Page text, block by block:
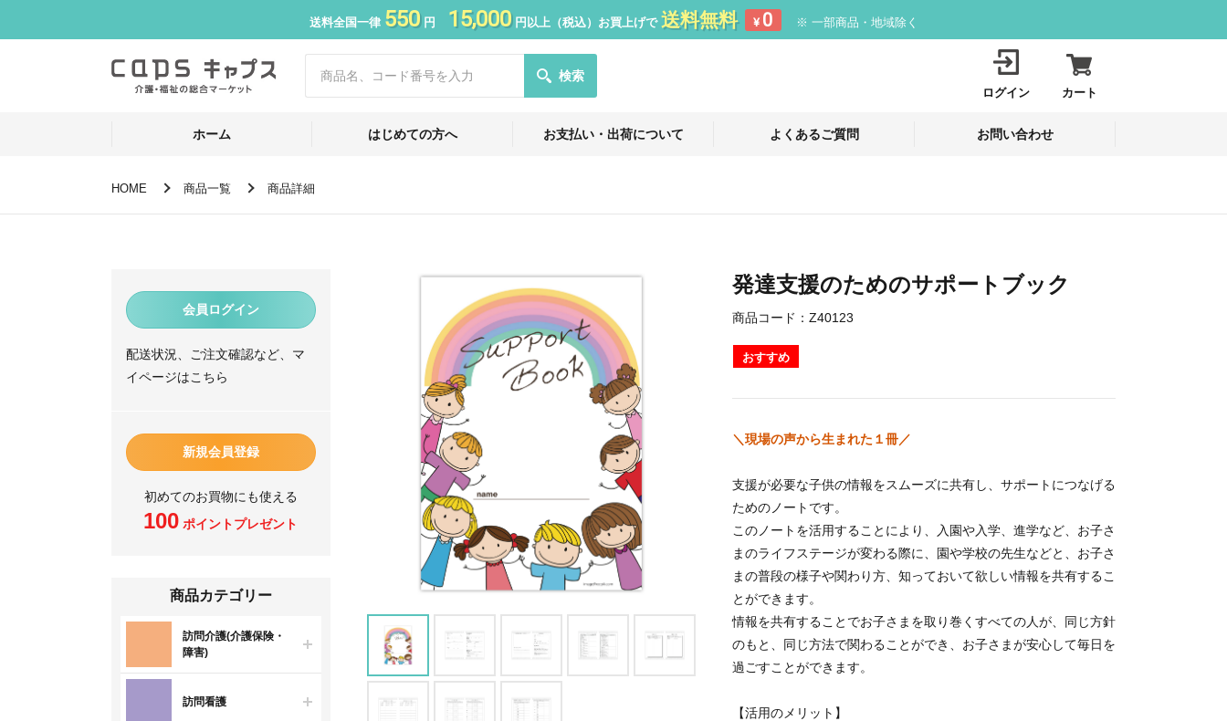
送料全国一律 550円 15,000円以上（税込）お買上げで 送料無料 ¥ 0 ※ 一部商品・地域除く
検索
ログイン カート
ホーム はじめての方へ お支払い・出荷について よくあるご質問 お問い合わせ
HOME 商品一覧 商品詳細
会員ログイン
配送状況、ご注文確認など、マ
イページはこちら
新規会員登録
初めてのお買物にも使える
100 ポイントプレゼント
商品カテゴリー
訪問介護(介護保険・
障害)
訪問看護
発達支援のためのサポートブック
商品コード： Z40123
おすすめ
＼現場の声から生まれた１冊／
支援が必要な子供の情報をスムーズに共有し、サポートにつなげる
ためのノートです。
このノートを活用することにより、入園や入学、進学など、お子さ
まのライフステージが変わる際に、園や学校の先生などと、お子さ
まの普段の様子や関わり方、知っておいて欲しい情報を共有するこ
とができます。
情報を共有することでお子さまを取り巻くすべての人が、同じ方針
のもと、同じ方法で関わることができ、お子さまが安心して毎日を
過ごすことができます。
【活用のメリット】